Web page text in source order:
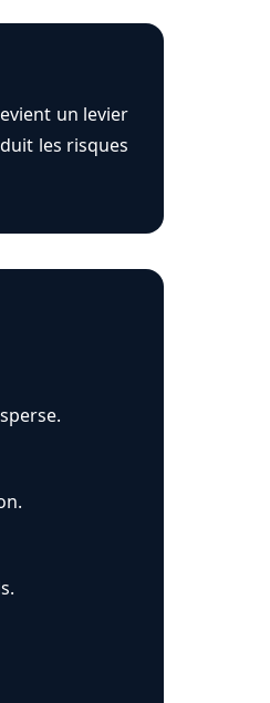
un levier
les risques